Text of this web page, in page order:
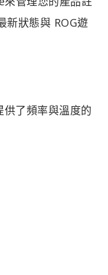
新狀態與 ROG遊
了頻率與溫度的